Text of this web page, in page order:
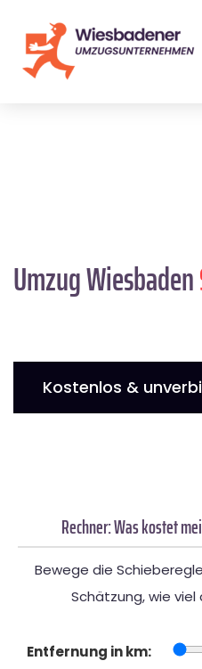
Umzug Wiesbaden
Kostenlos &
Rechner: Was kostet
Bewege die
Schätzung, wie
Entfernung in km: